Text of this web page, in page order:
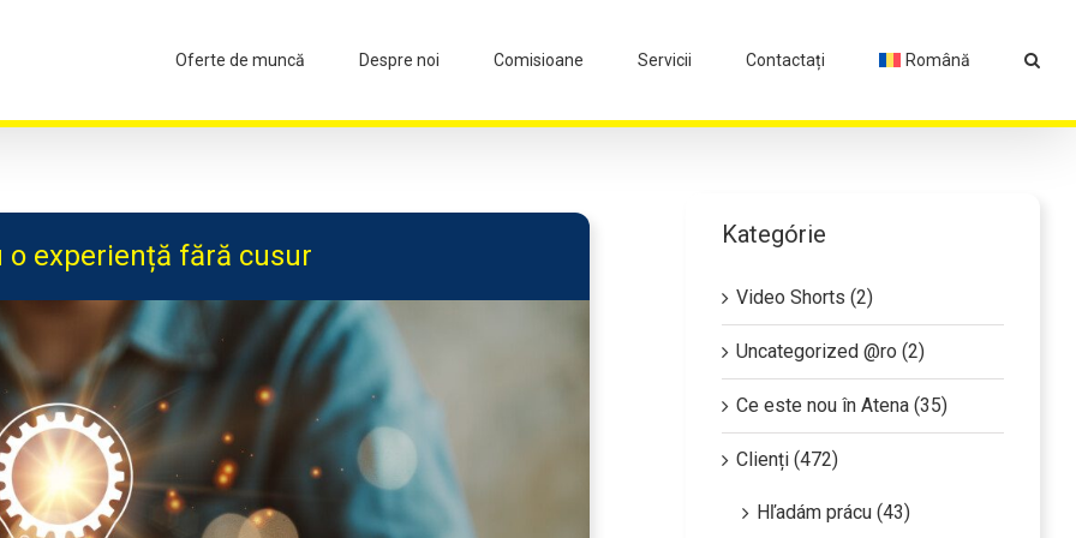
Oferte de muncă Despre noi Comisioane Servicii Contactați Română
experiență fără cusur
Kategórie
Video Shorts (2)
Uncategorized @ro (2)
Ce este nou în Atena (35)
Clienți (472)
Hľadám prácu (43)